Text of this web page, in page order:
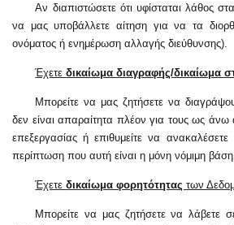
Αν διαπιστώσετε ότι υφίσταται λάθος
να μας υποβάλλετε αίτηση για να τα
ονόματος ή ενημέρωση αλλαγής διεύθυνσης).
Έχετεδικαίωμα διαγραφής/δικαίωμα
Μπορείτε να μας ζητήσετε να
δεν είναι απαραίτητα πλέον για τους ως
επεξεργασίας ή επιθυμείτε να
περίπτωση που αυτή είναι η μόνη νόμιμη
Έχετεδικαίωμα φορητότηταςτων
Μπορείτε να μας ζητήσετε να λάβετε